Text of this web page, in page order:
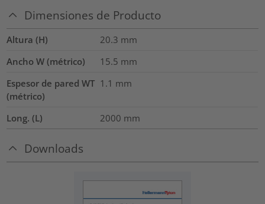
Dimensiones de Producto
Altura (H) 20.3 mm
Ancho W (métrico)
15.5 mm
Espesor de pared WT
(métrico)
1.1 mm
Long. (L) 2000 mm
Downloads